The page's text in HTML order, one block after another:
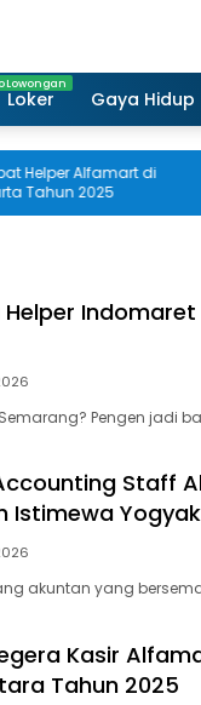
Loker Gaya Hidup
Alfamart di
2025
Helper
Pengen jadi
Staff
Istimewa
akuntan yang
Kasir
Tahun 2025